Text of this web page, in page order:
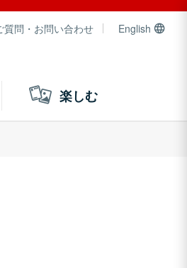
質問・お問い合わせ English
楽しむ